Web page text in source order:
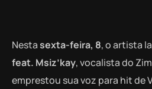
Nestasexta-feira, 8, o artista
feat. Msiz’kay, vocalista do
emprestou sua voz para hit de